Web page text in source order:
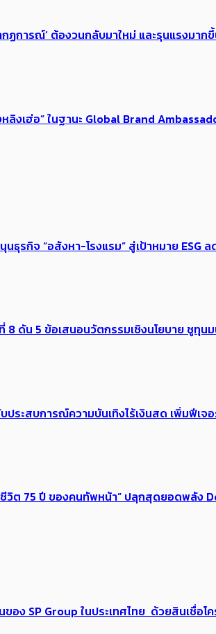
กฏการณ์’ ​ต้อง​วนกลับมาใหม่ และรุนแรงม
ลิงเฮ่อ” ในฐานะ Global Brand
ธุรกิจ “อสังหา-โรงแรม” สู่เป้าหมาย
8 ดัน 5 ข้อเสนอนวัตกรรมเชิงนโยบาย ชู
ประสบการณ์ความบันเทิงไร้เงินสด เพิ่มฟี
ชีวิต 75 ปี ของคนทัพหน้า” ปลุกสุดยอดพลั
ง SP Group ในประเทศไทย ด้วยสินเชื่อโ